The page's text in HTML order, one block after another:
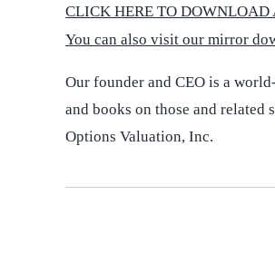
CLICK HERE TO DOWNLOAD
You can also visit our mirror
Our founder and CEO is a
and books on those and
Options Valuation, Inc.